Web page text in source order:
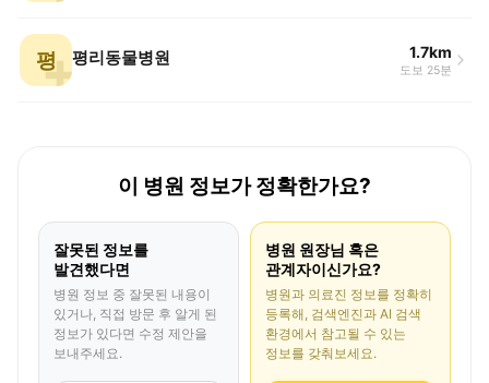
평 평리동물병원 1.7km
도보 25분
이 병원 정보가 정확한가요?
잘못된 정보를
발견했다면
병원 정보 중 잘못된 내용이
있거나, 직접 방문 후 알게 된
정보가 있다면 수정 제안을
보내주세요.
병원 원장님 혹은
관계자이신가요?
병원과 의료진 정보를 정확히
등록해, 검색엔진과 AI 검색
환경에서 참고될 수 있는
정보를 갖춰보세요.